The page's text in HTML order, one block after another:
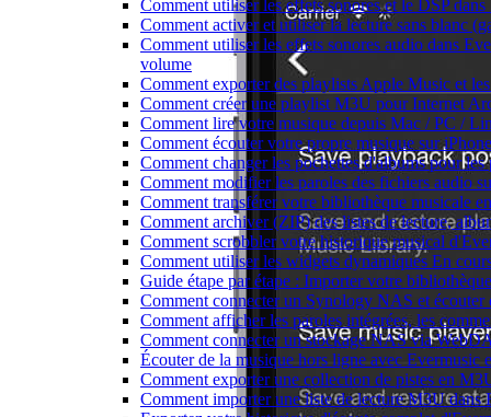
Comment utiliser les effets sonores et le DSP
Comment activer et utiliser la lecture sans blanc
Comment utiliser les effets sonores audio dans
volume
Comment exporter des playlists Apple Music et
Comment créer une playlist M3U pour Internet
Comment lire votre musique depuis Mac / PC /
Comment écouter votre propre musique sur
Comment changer les pochettes d'albums pour
Comment modifier les paroles des fichiers audio
Comment transférer votre bibliothèque musicale
Comment archiver (ZIP) des listes de lecture,
Comment scrobbler votre historique musical
Comment utiliser les widgets dynamiques En
Guide étape par étape : Importer votre
Comment connecter un Synology NAS et
Comment afficher les paroles intégrées, les
Comment connecter un stockage NAS via
Écouter de la musique hors ligne avec
Comment exporter une collection de pistes en
Comment importer une liste de lecture M3U dans